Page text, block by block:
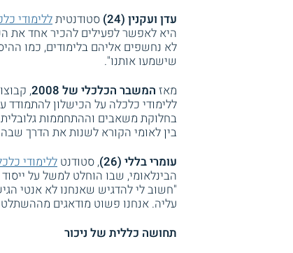
עדן ועקנין (24)
סטודנטיתללימודי
היא לאפשר לפעילים להכיר אחד את
לא נחשפים אליהם בלימודים, כמו
שישמעו אותנו".
מאז המשבר הכלכלי של 2008
,
ללימודי כלכלה על הכישלון להתמודד
בחלוקת משאבים וההתחממות
בין לאומי הקורא לשנות את הדרך
עומרי בללי (26)
, סטודנט ללימודי
הבינלאומי, שבו הוחלט למשל על
"חשוב לי להדגיש שאנחנו לא אנטי
עליה. אנחנו פשוט מודאגים
תחושה כללית של ניכור